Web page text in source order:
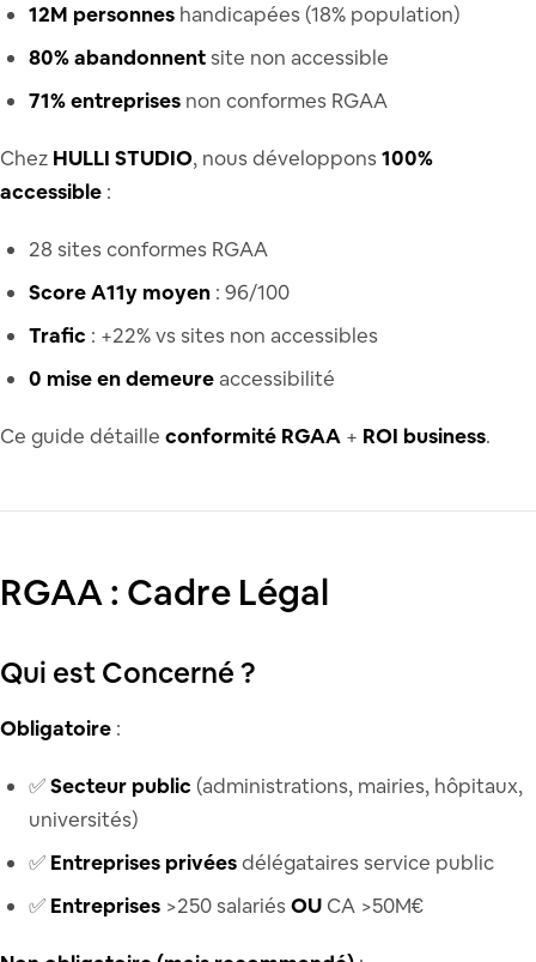
12M personnes handicapées (18% population)
80% abandonnent site non accessible
71% entreprises non conformes RGAA
Chez HULLI STUDIO, nous développons100%
accessible :
28 sites conformes RGAA
Score A11y moyen : 96/100
Trafic : +22% vs sites non accessibles
0 mise en demeureaccessibilité
Ce guide détaille conformité RGAA + ROI business.
RGAA : Cadre Légal
Qui est Concerné ?
Obligatoire :
✅Secteur public (administrations, mairies, hôpitaux,
universités)
✅ Entreprises privéesdélégataires service public
✅ Entreprises >250 salariésOU CA >50M€